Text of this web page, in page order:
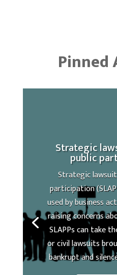
Pinned
Strategic
public
Strategic
participation
used by business
raising concerns
SLAPPs can take
or civil lawsuits
bankrupt and